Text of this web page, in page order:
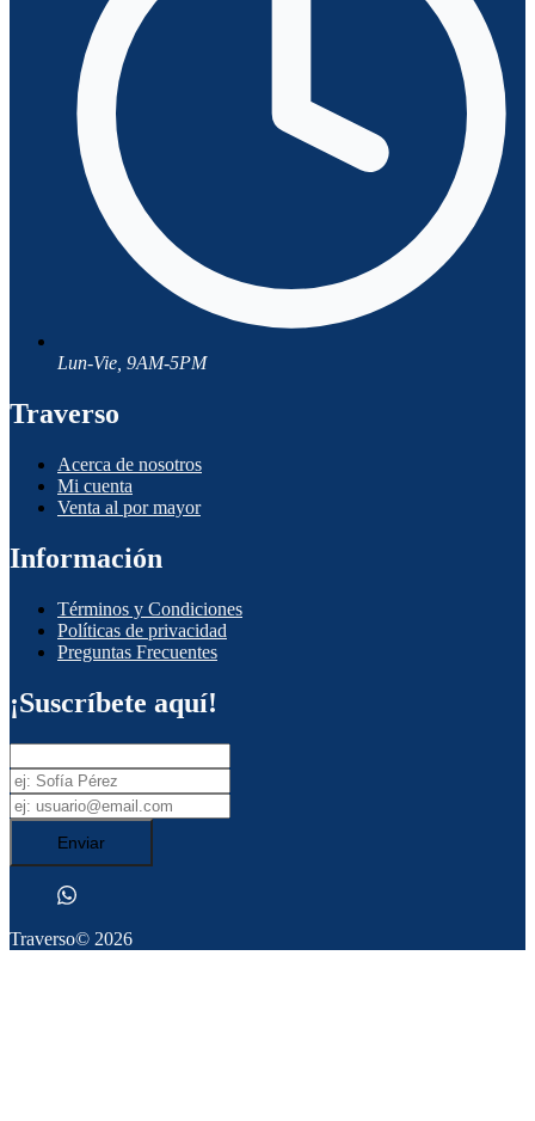
Lun-Vie, 9AM-5PM
Traverso
Acerca de nosotros
Mi cuenta
Venta al por mayor
Información
Términos y Condiciones
Políticas de privacidad
Preguntas Frecuentes
¡Suscríbete aquí!
Enviar
Traverso© 2026